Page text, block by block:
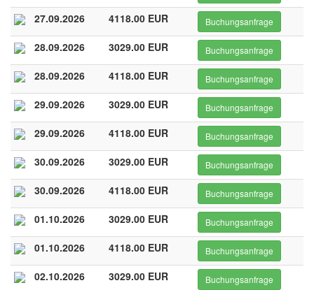
27.09.2026 4118.00 EUR Buchungsanfrage
28.09.2026 3029.00 EUR Buchungsanfrage
28.09.2026 4118.00 EUR Buchungsanfrage
29.09.2026 3029.00 EUR Buchungsanfrage
29.09.2026 4118.00 EUR Buchungsanfrage
30.09.2026 3029.00 EUR Buchungsanfrage
30.09.2026 4118.00 EUR Buchungsanfrage
01.10.2026 3029.00 EUR Buchungsanfrage
01.10.2026 4118.00 EUR Buchungsanfrage
02.10.2026 3029.00 EUR Buchungsanfrage